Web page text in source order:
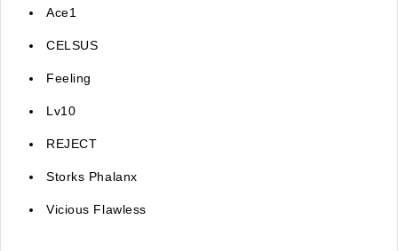
Ace1
CELSUS
Feeling
Lv10
REJECT
Storks Phalanx
Vicious Flawless